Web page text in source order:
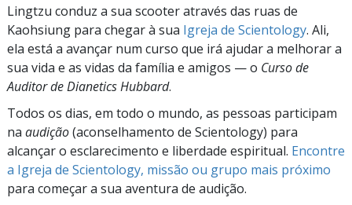
Lingtzu conduz a sua scooter através das ruas de
Kaohsiung para chegar à sua Igreja de Scientology. Ali,
ela está a avançar num curso que irá ajudar a melhorar a
sua vida e as vidas da família e amigos — o Curso de
Auditor de Dianetics Hubbard.
Todos os dias, em todo o mundo, as pessoas participam
na audição(aconselhamento de Scientology) para
alcançar o esclarecimento e liberdade espiritual. Encontre
a Igreja de Scientology, missão ou grupo mais próximo
para começar a sua aventura de audição.